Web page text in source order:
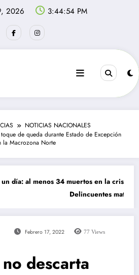
2026 3:44:55 PM
NOTICIAS NACIONALES
de queda durante Estado de Excepción
la Macrozona Norte
34 muertos en la crisis.
Delincuentes matan a joven
Febrero 17, 2022 77 Views
descarta